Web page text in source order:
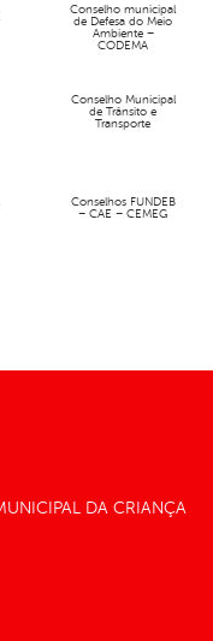
Conselho municipal
de Defesa do Meio
Ambiente –
CODEMA
Conselho Municipal
de Trânsito e
Transporte
Conselhos FUNDEB
– CAE – CEMEG
DA CRIANÇA